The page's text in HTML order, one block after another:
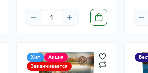
Хит
Акция
Заканчивается